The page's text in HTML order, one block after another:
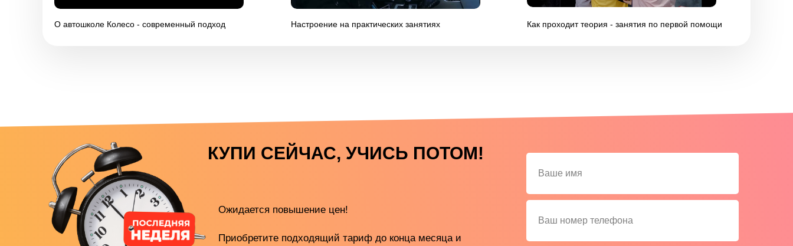
О автошколе Колесо - современный подход Настроение на практических занятиях Как проходит теория - занятия по первой помощи
КУПИ СЕЙЧАС, УЧИСЬ ПОТОМ!
Ожидается повышение цен!
Приобретите подходящий тариф до конца месяца и